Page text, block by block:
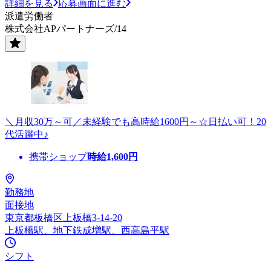
詳細を見る
応募画面に進む
派遣労働者
株式会社APパートナーズ/14
＼月収30万～可／未経験でも高時給1600円～☆日払い可！20
代活躍中♪
携帯ショップ時給1,600円
勤務地
面接地
東京都板橋区上板橋3-14-20
上板橋駅、地下鉄成増駅、西高島平駅
シフト